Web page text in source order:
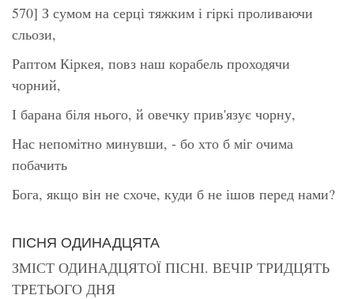
570] З сумом на серці тяжким і гіркі проливаючи
сльози,
Раптом Кіркея, повз наш корабель проходячи
чорний,
І барана біля нього, й овечку прив'язує чорну,
Нас непомітно минувши, - бо хто б міг очима
побачить
Бога, якщо він не схоче, куди б не ішов перед нами?
ПІСНЯ ОДИНАДЦЯТА
ЗМІСТ ОДИНАДЦЯТОЇ ПІСНІ. ВЕЧІР ТРИДЦЯТЬ
ТРЕТЬОГО ДНЯ